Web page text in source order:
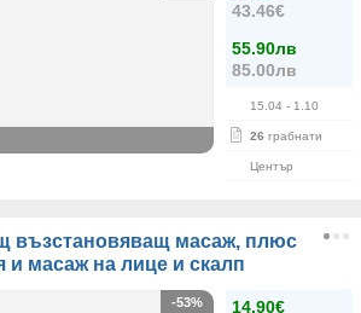
43.46€
55.90лв
85.00лв
15.04 - 1.10
26 грабнати
Център
възстановяващ масаж, плюс
и масаж на лице и скалп
14.90€
-53%